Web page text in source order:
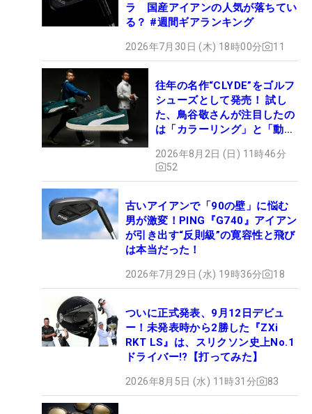
ラ 国産アイアンの人気が落ちてい
る？ #週間ギアランキング
2026年7月30日 (木) 18時00分 11
往年の名作“CLYDE”をゴルフ
シューズとして発売！ 試し
た、鳥谷敬さんが注目したの
は「カラーリング」と「動き
2026年8月2日 (日) 11時46分
52
古いアイアンで「90の壁」に悩む
男が激変！PING『G740』アイアン
が引き出す“反則級”の寛容性と飛び
は本当だった！
2026年7月29日 (水) 19時36分 18
ついに正式発表、9月12日デビュ
ー！未発表時から2勝した『ZXi
RKT LS』は、スリクソン史上No.1
ドライバー!?【打ってみた】
2026年8月5日 (水) 11時31分 83